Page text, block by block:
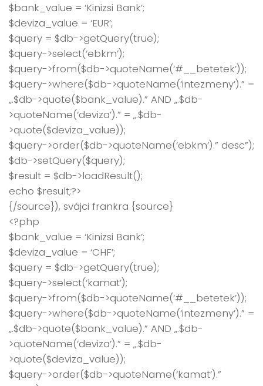
$bank_value = ‘Kinizsi Bank’;
$deviza_value = ‘EUR’;
$query = $db->getQuery(true);
$query->select(‘ebkm’);
$query->from($db->quoteName(‘#__betetek’));
$query->where($db->quoteName(‘intezmeny’).” =
„.$db->quote($bank_value).” AND „.$db-
>quoteName(‘deviza’).” = „.$db-
>quote($deviza_value));
$query->order($db->quoteName(‘ebkm’).” desc”);
$db->setQuery($query);
$result = $db->loadResult();
echo $result;?>
{/source}), svájci frankra {source}
<?php
$bank_value = ‘Kinizsi Bank’;
$deviza_value = ‘CHF’;
$query = $db->getQuery(true);
$query->select(‘kamat’);
$query->from($db->quoteName(‘#__betetek’));
$query->where($db->quoteName(‘intezmeny’).” =
„.$db->quote($bank_value).” AND „.$db-
>quoteName(‘deviza’).” = „.$db-
>quote($deviza_value));
$query->order($db->quoteName(‘kamat’).”